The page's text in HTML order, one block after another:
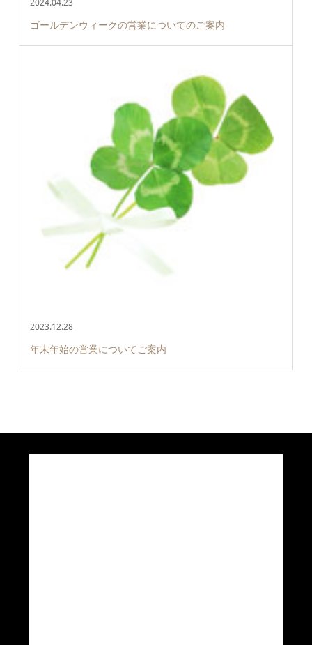
2024.04.23
ゴールデンウィークの営業についてのご案内
2023.12.28
年末年始の営業についてご案内